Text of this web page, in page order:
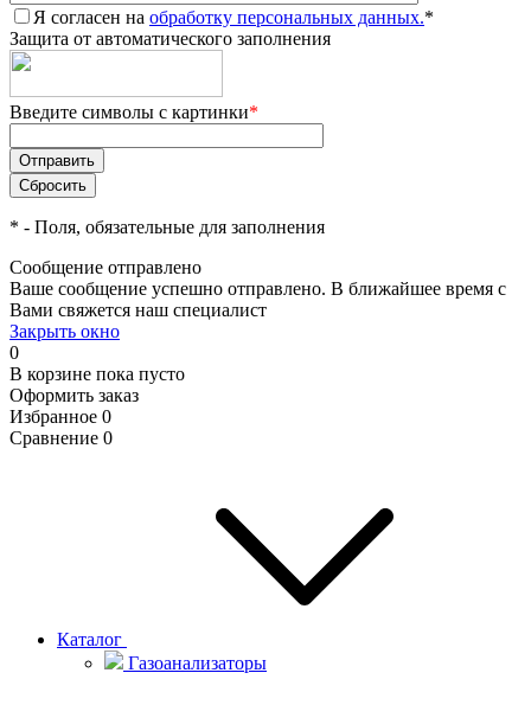
Я согласен на обработку персональных данных.*
Защита от автоматического заполнения
Введите символы с картинки*
* - Поля, обязательные для заполнения
Сообщение отправлено
Ваше сообщение успешно отправлено. В ближайшее время с
Вами свяжется наш специалист
Закрыть окно
0
В корзине пока пусто
Оформить заказ
Избранное 0
Сравнение 0
Каталог
Газоанализаторы